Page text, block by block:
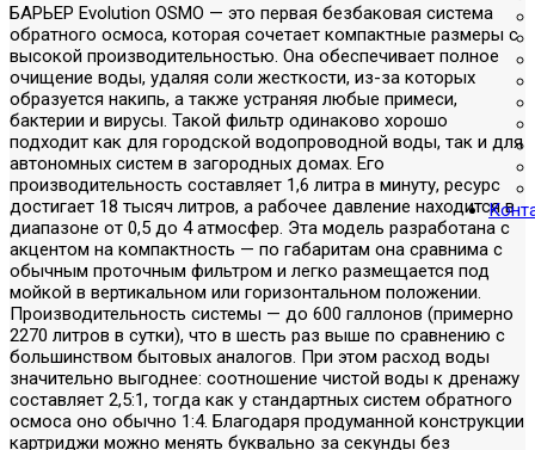
БАРЬЕР Evolution OSMO — это первая безбаковая система
обратного осмоса, которая сочетает компактные размеры с
высокой производительностью. Она обеспечивает полное
очищение воды, удаляя соли жесткости, из-за которых
образуется накипь, а также устраняя любые примеси,
бактерии и вирусы. Такой фильтр одинаково хорошо
подходит как для городской водопроводной воды, так и для
автономных систем в загородных домах. Его
производительность составляет 1,6 литра в минуту, ресурс
достигает 18 тысяч литров, а рабочее давление находится в
диапазоне от 0,5 до 4 атмосфер. Эта модель разработана с
акцентом на компактность — по габаритам она сравнима с
обычным проточным фильтром и легко размещается под
мойкой в вертикальном или горизонтальном положении.
Производительность системы — до 600 галлонов (примерно
2270 литров в сутки), что в шесть раз выше по сравнению с
большинством бытовых аналогов. При этом расход воды
значительно выгоднее: соотношение чистой воды к дренажу
составляет 2,5:1, тогда как у стандартных систем обратного
осмоса оно обычно 1:4. Благодаря продуманной конструкции
картриджи можно менять буквально за секунды без